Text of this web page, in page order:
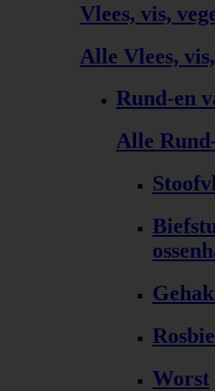
Vlees, vis,
Alle Vlees,
Rund-en
Alle
Worst